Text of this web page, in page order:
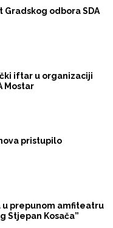
odbora SDA
iftar u organizaciji
Mostar
pristupilo
u prepunom amfiteatru
Stjepan Kosača”